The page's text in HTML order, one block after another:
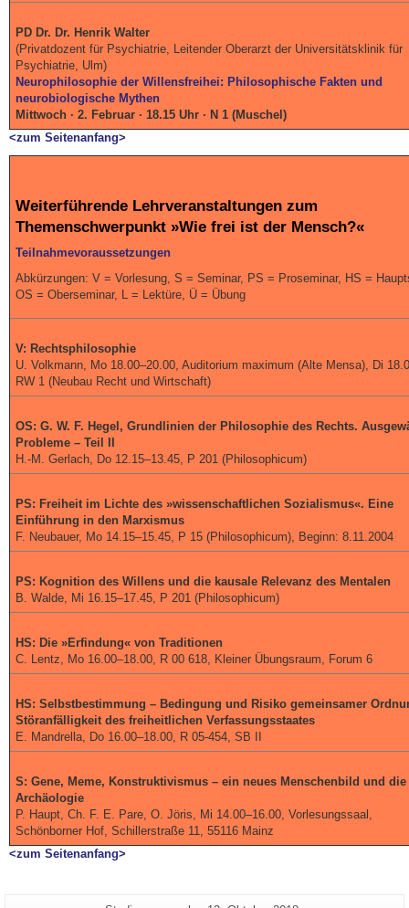
PD Dr. Dr. Henrik Walter
(Privatdozent für Psychiatrie, Leitender Oberarzt der Universitätsklinik für
Psychiatrie, Ulm)
Neurophilosophie der Willensfreihei: Philosophische Fakten und
neurobiologische Mythen
Mittwoch · 2. Februar · 18.15 Uhr · N 1 (Muschel)
<zum Seitenanfang>
Weiterführende Lehrveranstaltungen zum
Themenschwerpunkt »Wie frei ist der Mensch?«
Teilnahmevoraussetzungen
Abkürzungen: V = Vorlesung, S = Seminar, PS = Proseminar, HS =
OS = Oberseminar, L = Lektüre, Ü = Übung
V: Rechtsphilosophie
U. Volkmann, Mo 18.00–20.00, Auditorium maximum (Alte Mensa), Di
RW 1 (Neubau Recht und Wirtschaft)
OS: G. W. F. Hegel, Grundlinien der Philosophie des Rechts.
Probleme – Teil II
H.-M. Gerlach, Do 12.15–13.45, P 201 (Philosophicum)
PS: Freiheit im Lichte des »wissenschaftlichen Sozialismus«. Eine
Einführung in den Marxismus
F. Neubauer, Mo 14.15–15.45, P 15 (Philosophicum), Beginn: 8.11.2004
PS: Kognition des Willens und die kausale Relevanz des Mentalen
B. Walde, Mi 16.15–17.45, P 201 (Philosophicum)
HS: Die »Erfindung« von Traditionen
C. Lentz, Mo 16.00–18.00, R 00 618, Kleiner Übungsraum, Forum 6
HS: Selbstbestimmung – Bedingung und Risiko gemeinsamer
Störanfälligkeit des freiheitlichen Verfassungsstaates
E. Mandrella, Do 16.00–18.00, R 05-454, SB II
S: Gene, Meme, Konstruktivismus – ein neues Menschenbild und die
Archäologie
P. Haupt, Ch. F. E. Pare, O. Jöris, Mi 14.00–16.00, Vorlesungssaal,
Schönborner Hof, Schillerstraße 11, 55116 Mainz
<zum Seitenanfang>